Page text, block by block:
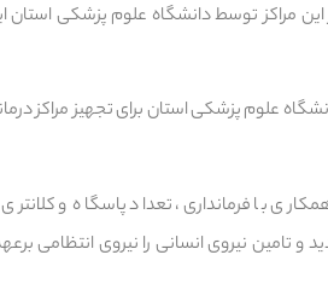
مراکز توسط دانشگاه علوم پزشکی استان
علوم پزشکی استان برای تجهیز مراکز
با فرمانداری، تعداد پاسگاه و کلانتری
تامین نیروی انسانی را نیروی انتظامی